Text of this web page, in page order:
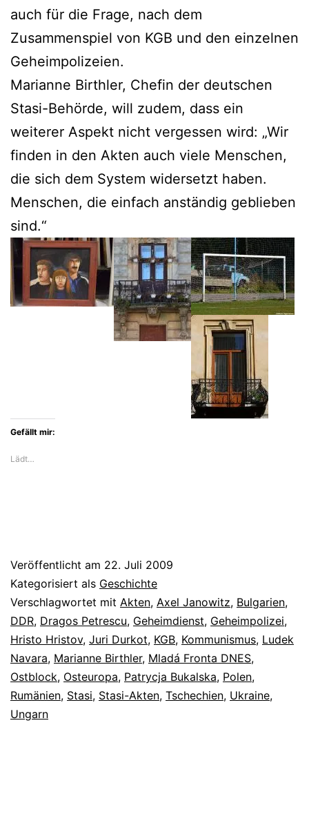
auch für die Frage, nach dem
Zusammenspiel von KGB und den einzelnen
Geheimpolizeien.
Marianne Birthler, Chefin der deutschen
Stasi-Behörde, will zudem, dass ein
weiterer Aspekt nicht vergessen wird: „Wir
finden in den Akten auch viele Menschen,
die sich dem System widersetzt haben.
Menschen, die einfach anständig geblieben
sind.“
Gefällt mir:
Lädt…
Veröffentlicht am 22. Juli 2009
Kategorisiert als Geschichte
Verschlagwortet mit Akten, Axel Janowitz, Bulgarien,
DDR, Dragos Petrescu, Geheimdienst, Geheimpolizei,
Hristo Hristov, Juri Durkot, KGB, Kommunismus, Ludek
Navara, Marianne Birthler, Mladá Fronta DNES,
Ostblock, Osteuropa, Patrycja Bukalska, Polen,
Rumänien, Stasi, Stasi-Akten, Tschechien, Ukraine,
Ungarn